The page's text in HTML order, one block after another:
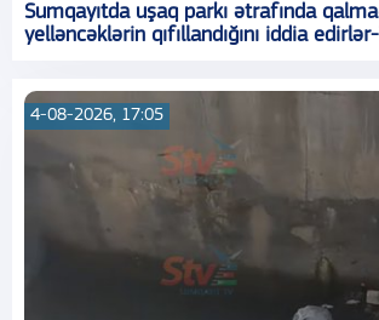
Sumqayıtda uşaq parkı ətrafında
yelləncəklərin qıfıllandığını iddia
4-08-2026, 17:05